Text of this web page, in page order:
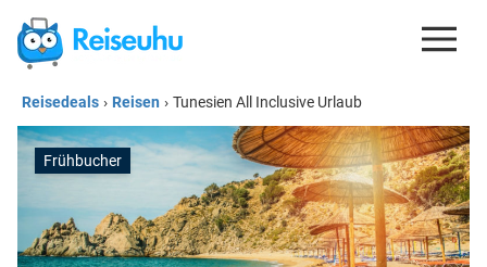
REISEDEALS
GUTSCHEINE
KREDITKARTEN
ESIM
Reisedeals › Reisen › Tunesien All Inclusive Urlaub
Frühbucher